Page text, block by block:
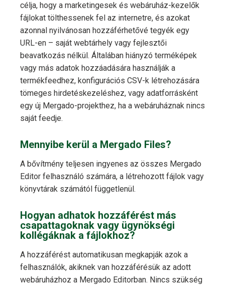
célja, hogy a marketingesek és webáruház-kezelők
fájlokat tölthessenek fel az internetre, és azokat
azonnal nyilvánosan hozzáférhetővé tegyék egy
URL-en – saját webtárhely vagy fejlesztői
beavatkozás nélkül. Általában hiányzó terméképek
vagy más adatok hozzáadására használják a
termékfeedhez, konfigurációs CSV-k létrehozására
tömeges hirdetéskezeléshez, vagy adatforrásként
egy új Mergado-projekthez, ha a webáruháznak nincs
saját feedje.
Mennyibe kerül a Mergado Files?
A bővítmény teljesen ingyenes az összes Mergado
Editor felhasználó számára, a létrehozott fájlok vagy
könyvtárak számától függetlenül.
Hogyan adhatok hozzáférést más
csapattagoknak vagy ügynökségi
kollégáknak a fájlokhoz?
A hozzáférést automatikusan megkapják azok a
felhasználók, akiknek van hozzáférésük az adott
webáruházhoz a Mergado Editorban. Nincs szükség